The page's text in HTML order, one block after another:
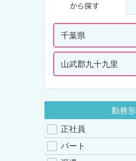
千葉県
山武郡九十九里
勤務
正社員
パート